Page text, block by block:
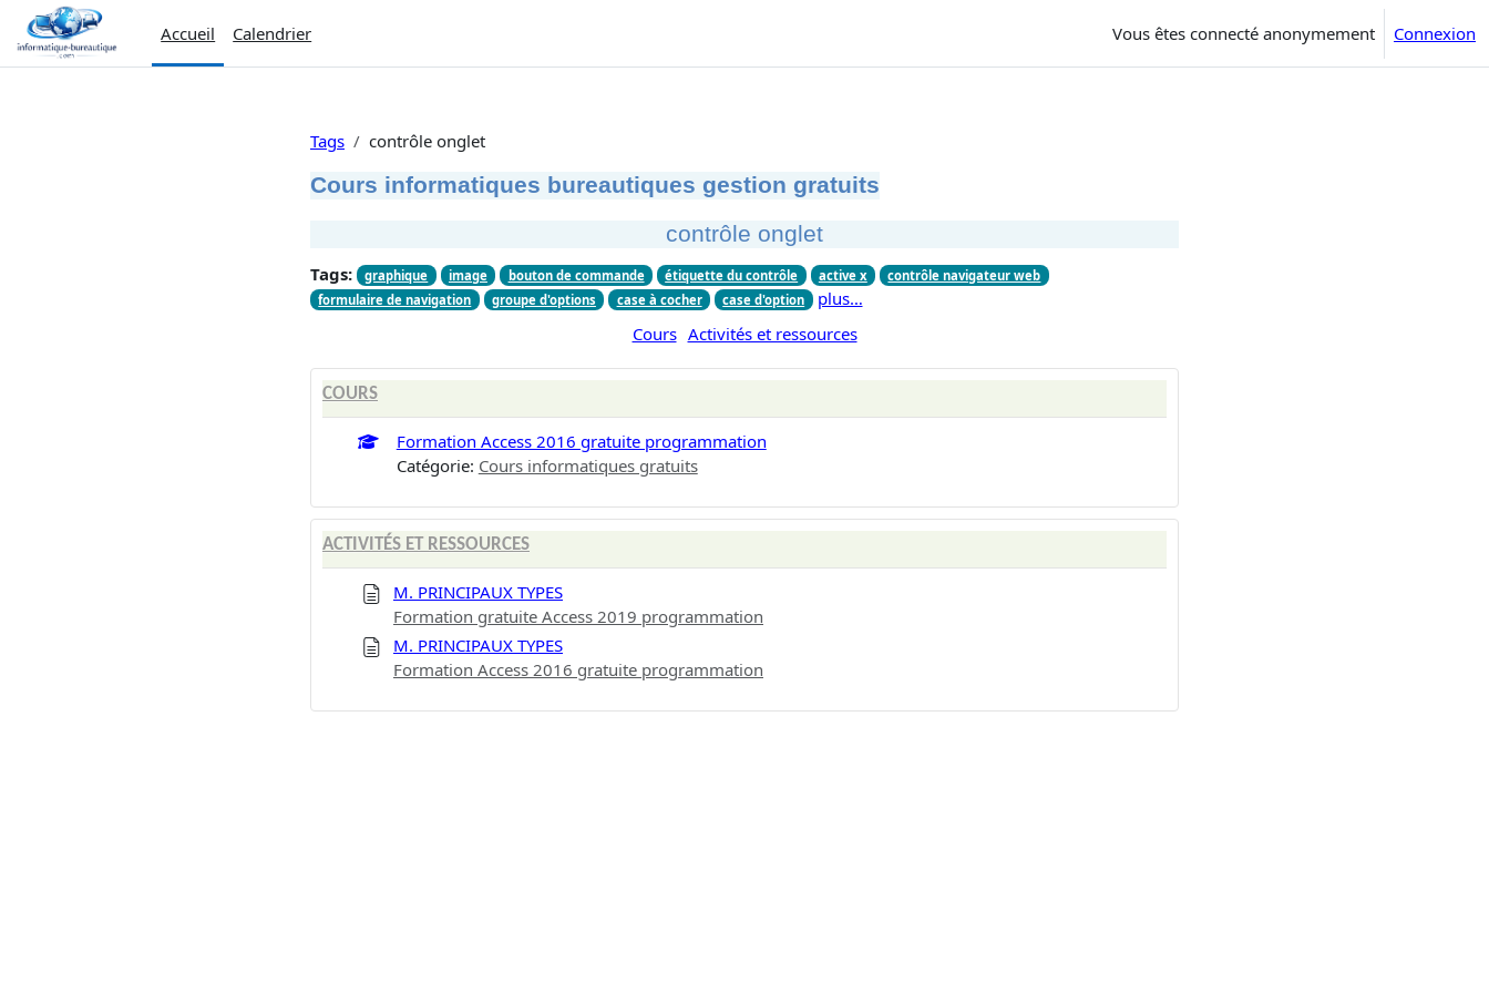
Passer au contenu principal
Accueil
Calendrier Vous êtes connecté anonymement Connexion
Tags contrôle onglet
Cours informatiques bureautiques gestion gratuits
contrôle onglet
Tags: graphique image bouton de commande étiquette du contrôle active x
contrôle navigateur web
formulaire de navigation
groupe d'options case à cocher case d'option
plus…
Cours Activités et ressources
COURS
Formation Access 2016 gratuite programmation
Catégorie: Cours informatiques gratuits
ACTIVITÉS ET RESSOURCES
M. PRINCIPAUX TYPES
Formation gratuite Access 2019 programmation
M. PRINCIPAUX TYPES
Formation Access 2016 gratuite programmation